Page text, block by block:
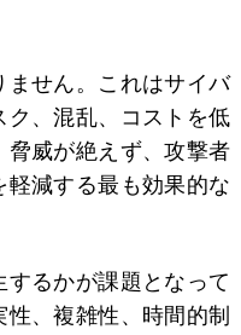
せん。これはサイバ
、混乱、コストを低
威が絶えず、攻撃者
減する最も効果的な
るかが課題となって
、複雑性、時間的制